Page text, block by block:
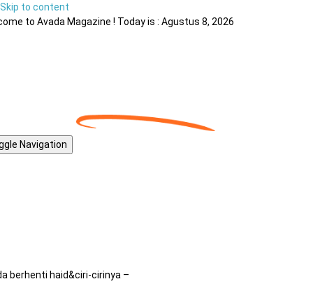
Skip to content
to Avada Magazine ! Today is : Agustus 8, 2026
Navigation
berhenti haid&ciri-cirinya –